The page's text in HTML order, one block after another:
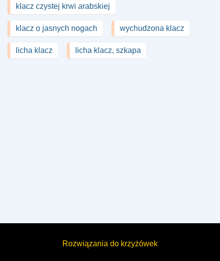
klacz czystej krwi arabskiej
klacz o jasnych nogach wychudzona klacz
licha klacz licha klacz, szkapa
Rozwiązania do krzyżówek